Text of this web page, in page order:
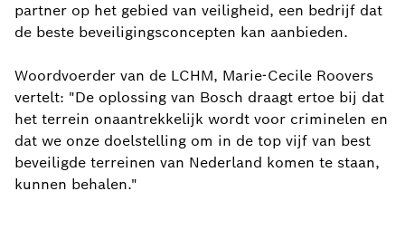
partner op het gebied van veiligheid, een bedrijf dat
de beste beveiligingsconcepten kan aanbieden.
Woordvoerder van de LCHM, Marie-Cecile Roovers
vertelt: "De oplossing van Bosch draagt ertoe bij dat
het terrein onaantrekkelijk wordt voor criminelen en
dat we onze doelstelling om in de top vijf van best
beveiligde terreinen van Nederland komen te staan,
kunnen behalen."